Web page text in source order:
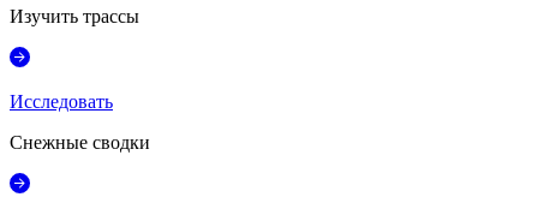
Изучить трассы
Исследовать
Снежные сводки